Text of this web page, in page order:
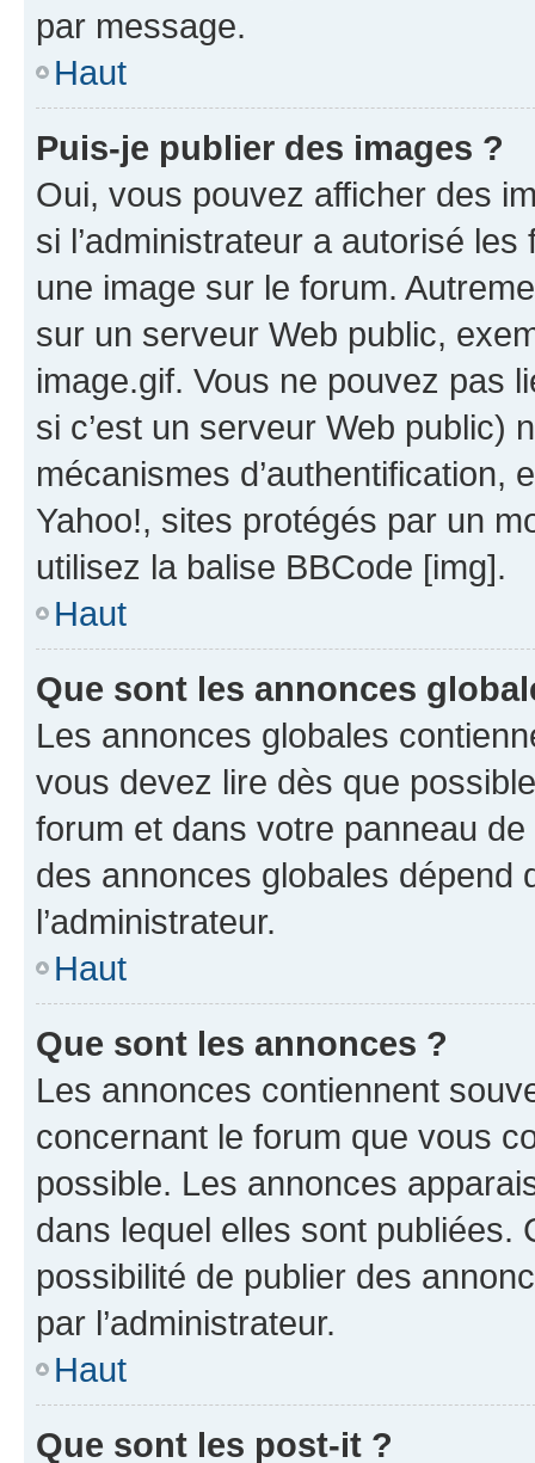
par message.
Haut
Puis-je publier des images ?
Oui, vous pouvez afficher des
si l’administrateur a autorisé
une image sur le forum.
sur un serveur Web public,
image.gif. Vous ne pouvez pas
si c’est un serveur Web public)
mécanismes d’authentification,
Yahoo!, sites protégés par un
utilisez la balise BBCode [img].
Haut
Que sont les annonces
Les annonces globales
vous devez lire dès que
forum et dans votre panneau
des annonces globales dépend
l’administrateur.
Haut
Que sont les annonces ?
Les annonces contiennent
concernant le forum que vous
possible. Les annonces
dans lequel elles sont publiées.
possibilité de publier des
par l’administrateur.
Haut
Que sont les post-it ?